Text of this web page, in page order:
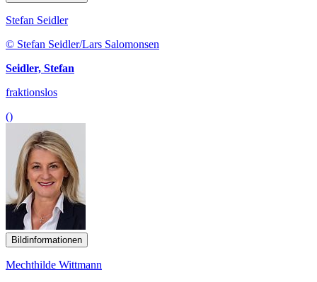
Stefan Seidler
© Stefan Seidler/Lars Salomonsen
Seidler, Stefan
fraktionslos
()
Bildinformationen
Mechthilde Wittmann